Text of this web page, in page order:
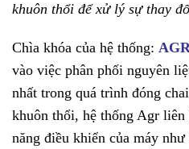
khuôn thổi để xử lý sự thay
Chìa khóa của hệ thống:
vào việc phân phối nguyên
nhất trong quá trình đóng
khuôn thổi, hệ thống Agr liên
năng điều khiển của máy